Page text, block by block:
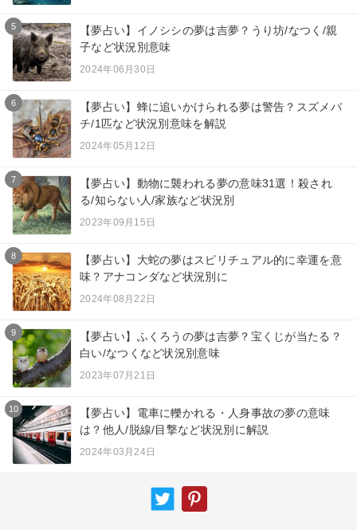
5
【夢占い】イノシシの夢は吉夢？うり坊/なつく/親
子など状況別意味
2024年06月30日
6
【夢占い】蜂に追いかけられる夢は警告？スズメバ
チ/1匹など状況別意味を解説
2024年05月12日
7
【夢占い】動物に襲われる夢の意味31選！殺され
る/知らない人/家族など状況別
2023年09月15日
8
【夢占い】大蛇の夢はスピリチュアル的に幸運を意
味？アナコンダなど状況別に
2024年08月22日
9
【夢占い】ふくろうの夢は吉夢？宝くじが当たる？
白い/なつくなど状況別意味
2023年07月21日
10
【夢占い】電車に轢かれる・人身事故の夢の意味
は？他人/脱線/目撃など状況別に解説
2024年03月24日